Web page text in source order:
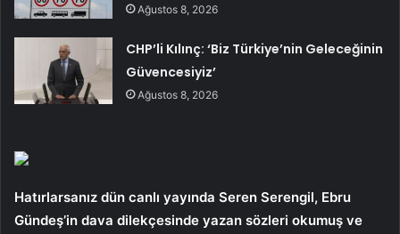
Ağustos 8, 2026
CHP’li Kılınç: ‘Biz Türkiye’nin Geleceğinin
Güvencesiyiz’
Ağustos 8, 2026
Hatırlarsanız dün canlı yayında Seren Serengil, Ebru
Gündeş’in dava dilekçesinde yazan sözleri okumuş ve